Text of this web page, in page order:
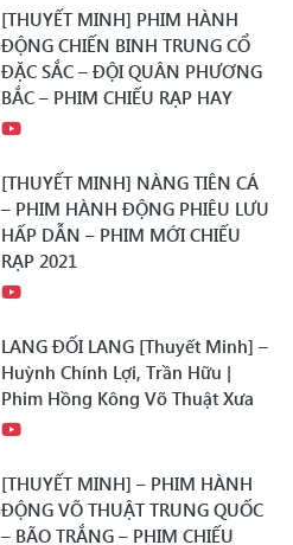
[THUYẾT MINH] PHIM HÀNH
ĐỘNG CHIẾN BINH TRUNG CỔ
ĐẶC SẮC – ĐỘI QUÂN PHƯƠNG
BẮC – PHIM CHIẾU RẠP HAY
[THUYẾT MINH] NÀNG TIÊN CÁ
– PHIM HÀNH ĐỘNG PHIÊU LƯU
HẤP DẪN – PHIM MỚI CHIẾU
RẠP 2021
LANG ĐỐI LANG [Thuyết Minh] –
Huỳnh Chính Lợi, Trần Hữu |
Phim Hồng Kông Võ Thuật Xưa
[THUYẾT MINH] – PHIM HÀNH
ĐỘNG VÕ THUẬT TRUNG QUỐC
– BÃO TRẮNG – PHIM CHIẾU